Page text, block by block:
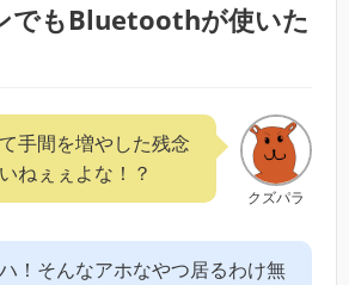
でもBluetoothが使いた
クズパラ
手間を増やした残念
ねぇぇよな！？
！そんなアホなやつ居るわけ無